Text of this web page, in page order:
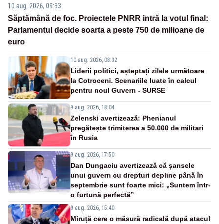
10 aug. 2026, 09:33
Săptămână de foc. Proiectele PNRR intră la votul final:
Parlamentul decide soarta a peste 750 de milioane de
euro
10 aug. 2026, 08:32
Liderii politici, așteptați zilele următoare
la Cotroceni. Scenariile luate în calcul
pentru noul Guvern - SURSE
9 aug. 2026, 18:04
Zelenski avertizează: Phenianul
pregătește trimiterea a 50.000 de militari
în Rusia
9 aug. 2026, 17:50
Dan Dungaciu avertizează că șansele
unui guvern cu drepturi depline până în
septembrie sunt foarte mici: „Suntem într-
o furtună perfectă”
9 aug. 2026, 15:40
Miruță cere o măsură radicală după atacul